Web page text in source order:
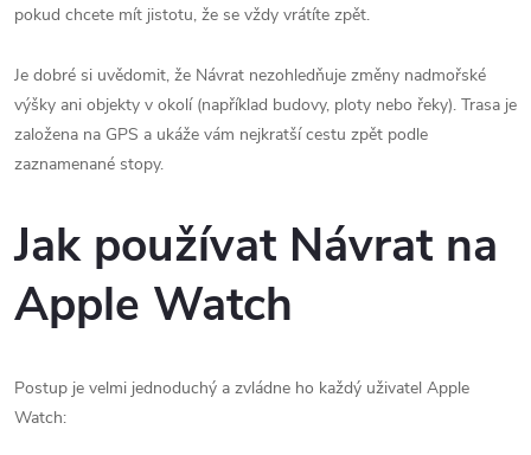
pokud chcete mít jistotu, že se vždy vrátíte zpět.
Je dobré si uvědomit, že Návrat nezohledňuje změny nadmořské
výšky ani objekty v okolí (například budovy, ploty nebo řeky). Trasa je
založena na GPS a ukáže vám nejkratší cestu zpět podle
zaznamenané stopy.
Jak používat Návrat na
Apple Watch
Postup je velmi jednoduchý a zvládne ho každý uživatel Apple
Watch: